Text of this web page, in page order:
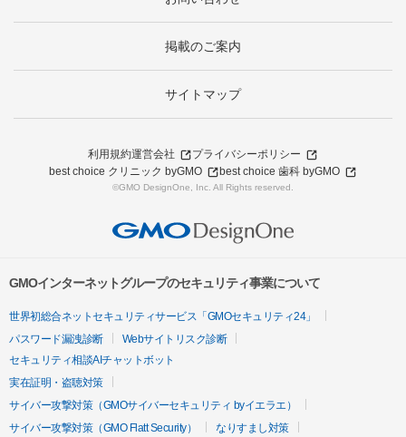
掲載のご案内
サイトマップ
利用規約運営会社
プライバシーポリシー
best choice クリニック byGMO
best choice 歯科 byGMO
©GMO DesignOne, Inc. All Rights reserved.
GMOインターネットグループのセキュリティ事業について
世界初総合ネットセキュリティサービス「GMOセキュリティ24」
パスワード漏洩診断
Webサイトリスク診断
セキュリティ相談AIチャットボット
実在証明・盗聴対策
サイバー攻撃対策（GMOサイバーセキュリティ byイエラエ）
サイバー攻撃対策（GMO Flatt Security）
なりすまし対策